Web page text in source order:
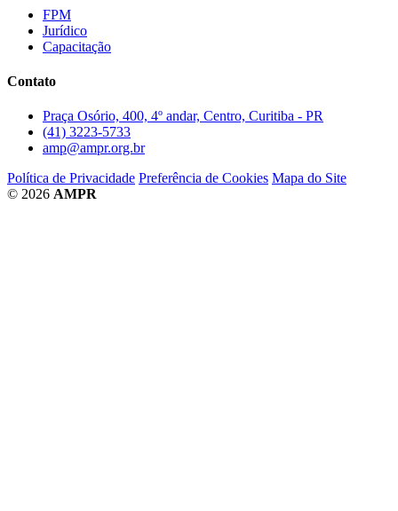
FPM
Jurídico
Capacitação
Contato
Praça Osório, 400, 4º andar, Centro, Curitiba - PR
(41) 3223-5733
amp@ampr.org.br
Política de Privacidade Preferência de Cookies Mapa do Site
© 2026 AMPR